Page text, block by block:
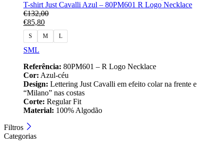
T-shirt Just Cavalli Azul – 80PM601 R Logo Necklace
€132,00
€85,80
S M L
SML
Referência: 80PM601 – R Logo Necklace
Cor: Azul‑céu
Design: Lettering Just Cavalli em efeito colar na frente e
“Milano” nas costas
Corte: Regular Fit
Material: 100% Algodão
Filtros
Categorias